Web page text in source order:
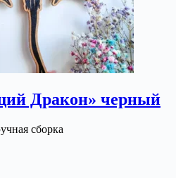
Дракон» черный
сборка